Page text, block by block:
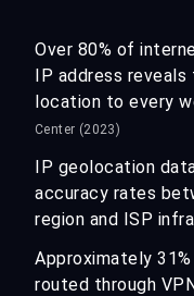
Over 80% of
IP address
location to every
Center (2023)
IP geolocation
accuracy rates
region and ISP
Approximately
routed through